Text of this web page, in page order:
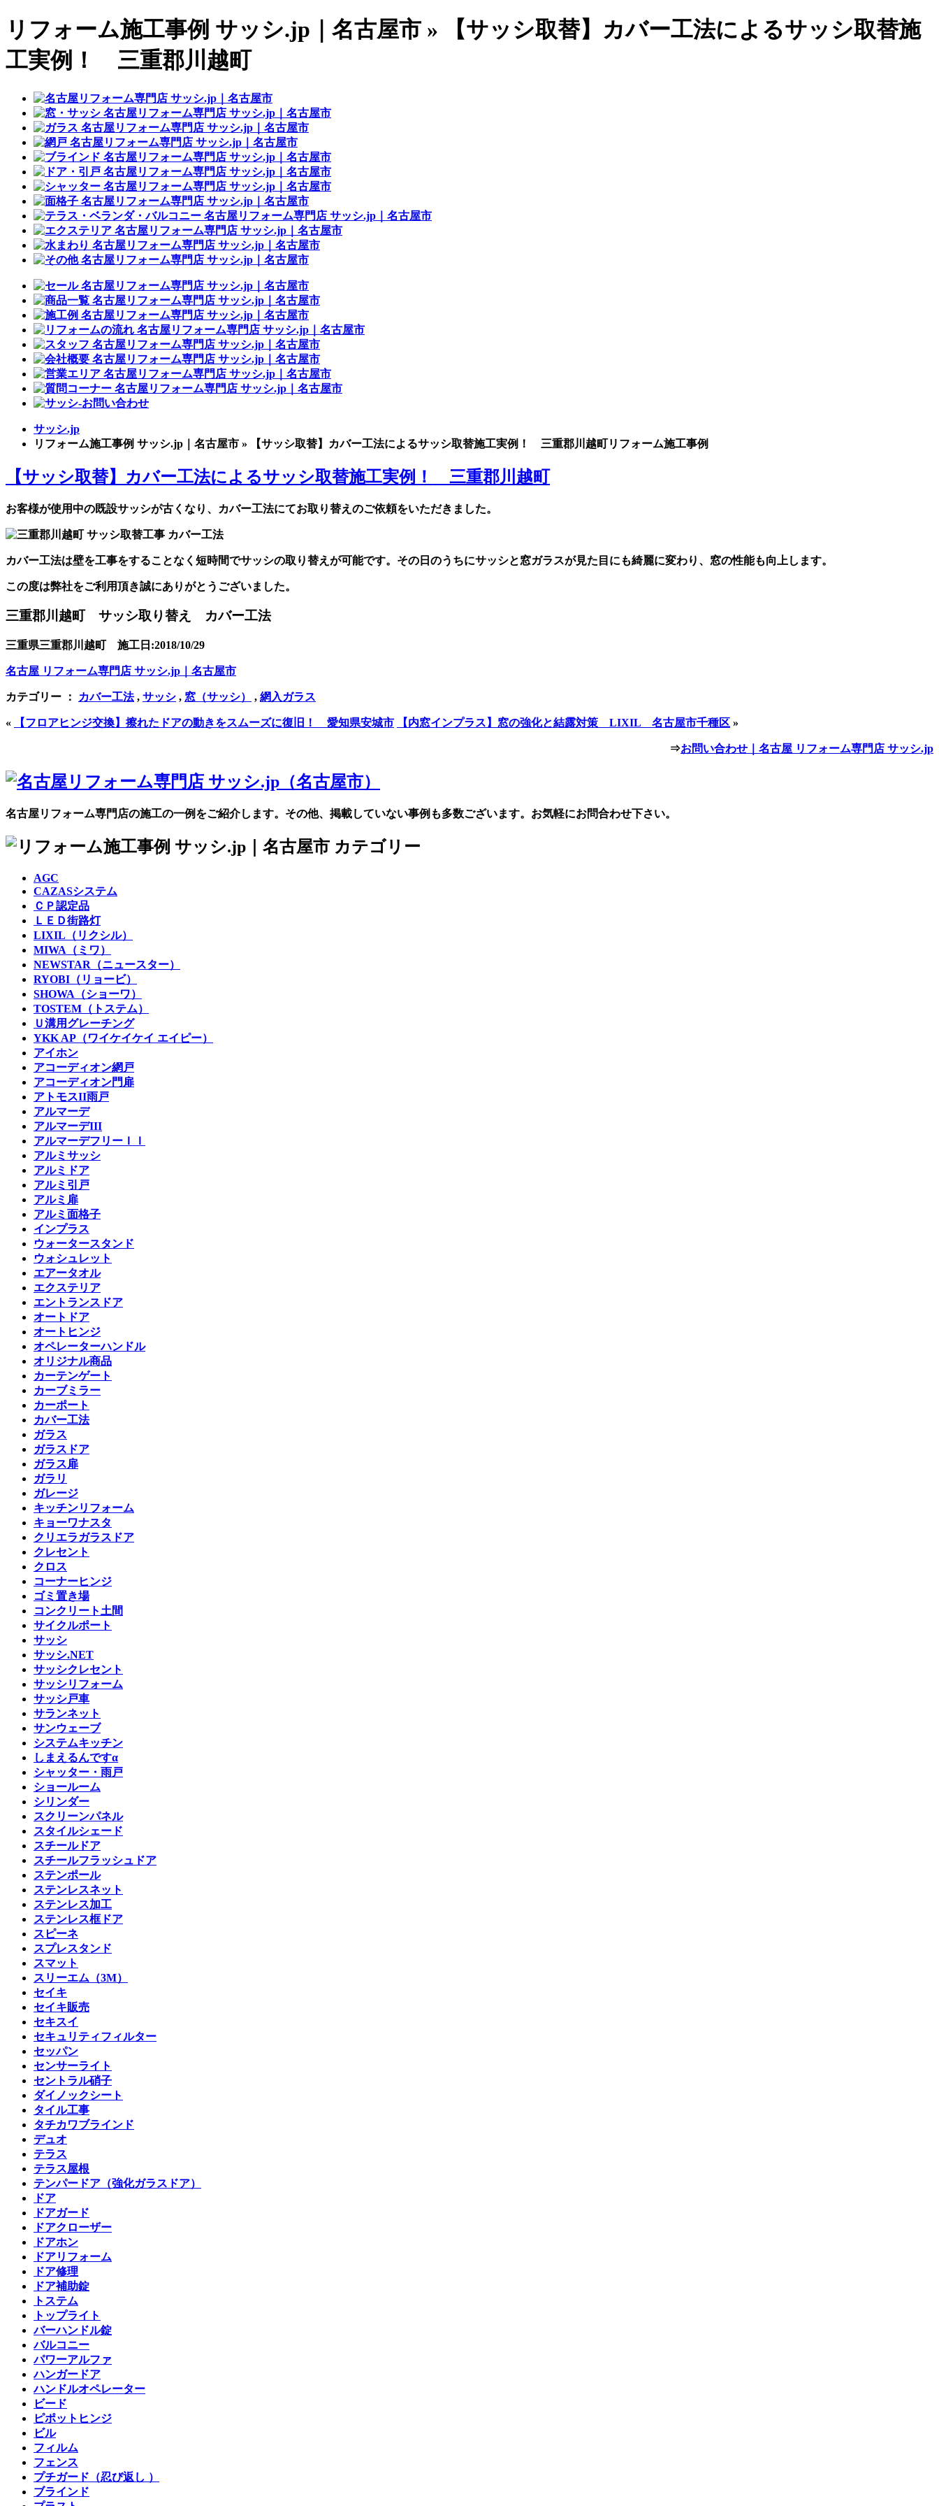
リフォーム施工事例 サッシ.jp｜名古屋市 » 【サッシ取替】カバー工法によるサッシ取替施
工実例！ 三重郡川越町
サッシ.jp
リフォーム施工事例 サッシ.jp｜名古屋市 » 【サッシ取替】カバー工法によるサッシ取替施工実例！ 三重郡川越町リフォーム施工事例
【サッシ取替】カバー工法によるサッシ取替施工実例！ 三重郡川越町
お客様が使用中の既設サッシが古くなり、カバー工法にてお取り替えのご依頼をいただきました。
カバー工法は壁を工事をすることなく短時間でサッシの取り替えが可能です。その日のうちにサッシと窓ガラスが見た目にも綺麗に変わり、窓の性能も向上します。
この度は弊社をご利用頂き誠にありがとうございました。
三重郡川越町 サッシ取り替え カバー工法
三重県三重郡川越町 施工日:2018/10/29
名古屋 リフォーム専門店 サッシ.jp｜名古屋市
カテゴリー ： カバー工法, サッシ , 窓（サッシ） , 網入ガラス
« 【フロアヒンジ交換】擦れたドアの動きをスムーズに復旧！ 愛知県安城市 【内窓インプラス】窓の強化と結露対策 LIXIL 名古屋市千種区 »
⇒お問い合わせ｜名古屋 リフォーム専門店 サッシ.jp
名古屋リフォーム専門店の施工の一例をご紹介します。その他、掲載していない事例も多数ございます。お気軽にお問合わせ下さい。
AGC
CAZASシステム
ＣＰ認定品
ＬＥＤ街路灯
LIXIL（リクシル）
MIWA（ミワ）
NEWSTAR（ニュースター）
RYOBI（リョービ）
SHOWA（ショーワ）
TOSTEM（トステム）
Ｕ溝用グレーチング
YKK AP（ワイケイケイ エイピー）
アイホン
アコーディオン網戸
アコーディオン門扉
アトモスII雨戸
アルマーデ
アルマーデIII
アルマーデフリーＩＩ
アルミサッシ
アルミドア
アルミ引戸
アルミ扉
アルミ面格子
インプラス
ウォータースタンド
ウォシュレット
エアータオル
エクステリア
エントランスドア
オートドア
オートヒンジ
オペレーターハンドル
オリジナル商品
カーテンゲート
カーブミラー
カーポート
カバー工法
ガラス
ガラスドア
ガラス扉
ガラリ
ガレージ
キッチンリフォーム
キョーワナスタ
クリエラガラスドア
クレセント
クロス
コーナーヒンジ
ゴミ置き場
コンクリート土間
サイクルポート
サッシ
サッシ.NET
サッシクレセント
サッシリフォーム
サッシ戸車
サランネット
サンウェーブ
システムキッチン
しまえるんですα
シャッター・雨戸
ショールーム
シリンダー
スクリーンパネル
スタイルシェード
スチールドア
スチールフラッシュドア
ステンポール
ステンレスネット
ステンレス加工
ステンレス框ドア
スピーネ
スプレスタンド
スマット
スリーエム（3M）
セイキ
セイキ販売
セキスイ
セキュリティフィルター
セッパン
センサーライト
セントラル硝子
ダイノックシート
タイル工事
タチカワブラインド
デュオ
テラス
テラス屋根
テンパードア（強化ガラスドア）
ドア
ドアガード
ドアクローザー
ドアホン
ドアリフォーム
ドア修理
ドア補助錠
トステム
トップライト
バーハンドル錠
バルコニー
パワーアルファ
ハンガードア
ハンドルオペレーター
ビード
ピポットヒンジ
ビル
フィルム
フェンス
プチガード（忍び返し ）
ブラインド